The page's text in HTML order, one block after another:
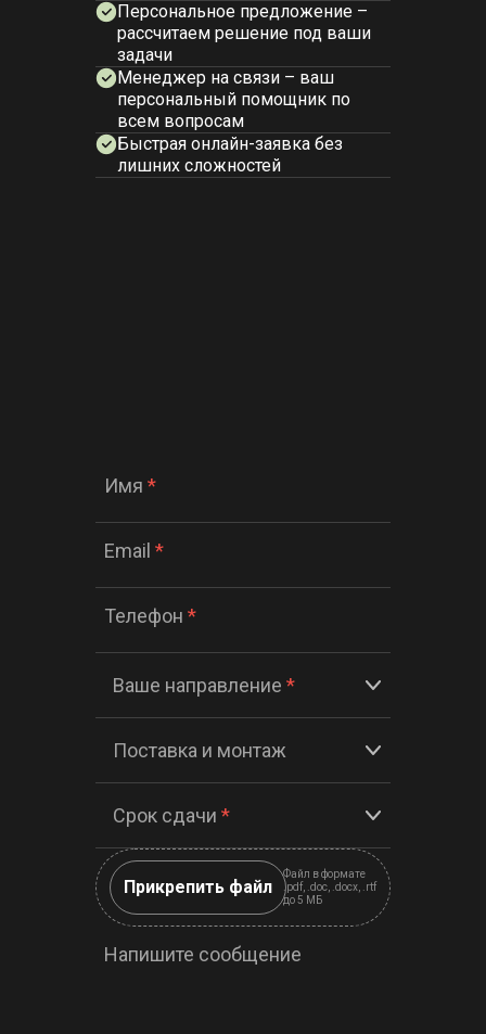
Имя *
Email *
Телефон *
Ваше направление *
Поставка и монтаж
Срок сдачи *
Прикрепить файл
Файл в формате
.pdf, .doc, .docx, .rtf
до 5 МБ
Напишите сообщение
Персональное предложение –
рассчитаем решение под ваши
задачи
Менеджер на связи – ваш
персональный помощник по
всем вопросам
Быстрая онлайн-заявка без
лишних сложностей